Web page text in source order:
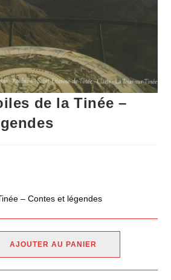
de la Tinée –
– Contes et légendes
AJOUTER AU PANIER